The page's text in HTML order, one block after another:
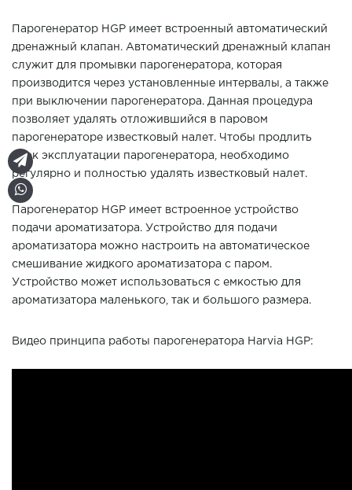
Парогенератор HGP имеет встроенный автоматический
дренажный клапан. Автоматический дренажный клапан
служит для промывки парогенератора, которая
производится через установленные интервалы, а также
при выключении парогенератора. Данная процедура
позволяет удалять отложившийся в паровом
парогенераторе известковый налет. Чтобы продлить
срок эксплуатации парогенератора, необходимо
регулярно и полностью удалять известковый налет.
Парогенератор HGP имеет встроенное устройство
подачи ароматизатора. Устройство для подачи
ароматизатора можно настроить на автоматическое
смешивание жидкого ароматизатора с паром.
Устройство может использоваться с емкостью для
ароматизатора маленького, так и большого размера.
Видео принципа работы парогенератора Harvia HGP: